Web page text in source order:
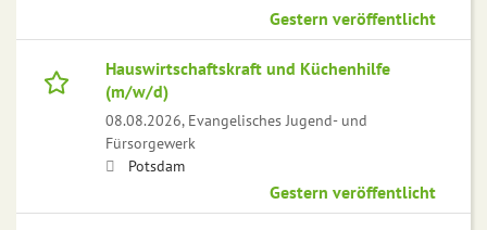
Gestern veröffentlicht
Hauswirtschaftskraft und Küchenhilfe
(m/w/d)
08.08.2026, Evangelisches Jugend- und
Fürsorgewerk
Potsdam
Gestern veröffentlicht